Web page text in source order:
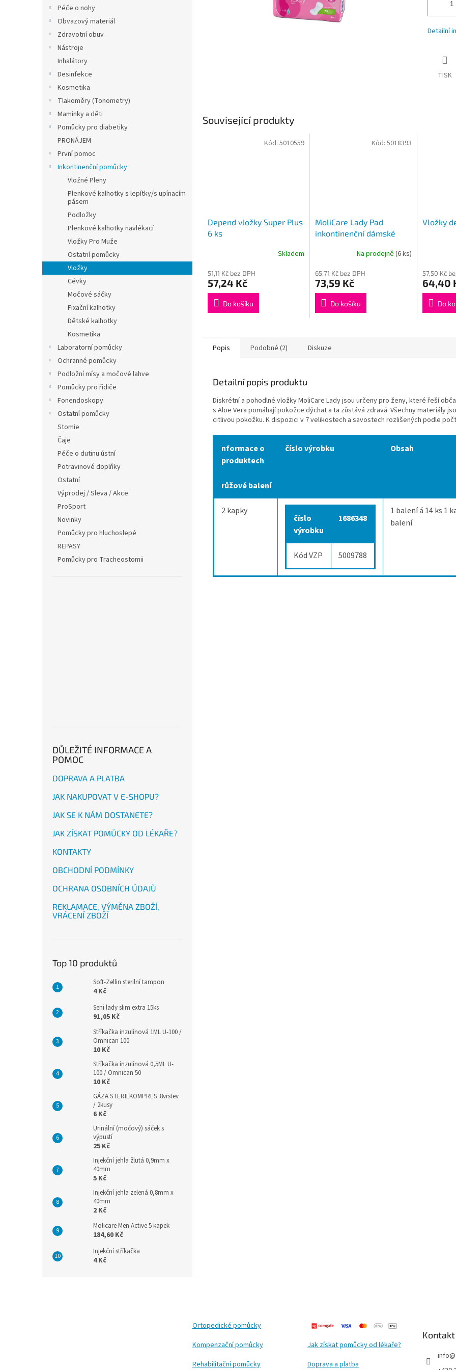
Péče o nohy
Obvazový materiál
Zdravotní obuv
Nástroje
Inhalátory
Desinfekce
Kosmetika
Tlakoměry (Tonometry)
Maminky a děti
Pomůcky pro diabetiky
PRONÁJEM
První pomoc
Inkontinenční pomůcky
Vložné Pleny
Plenkové kalhotky s lepítky/s upínacím
pásem
Podložky
Plenkové kalhotky navlékací
Vložky Pro Muže
Ostatní pomůcky
Vložky
Cévky
Močové sáčky
Fixační kalhotky
Dětské kalhotky
Kosmetika
Laboratorní pomůcky
Ochranné pomůcky
Podložní mísy a močové lahve
Pomůcky pro řidiče
Fonendoskopy
Ostatní pomůcky
Stomie
Čaje
Péče o dutinu ústní
Potravinové doplňky
Ostatní
Výprodej / Sleva / Akce
ProSport
Novinky
Pomůcky pro hluchoslepé
REPASY
Pomůcky pro Tracheostomii
DŮLEŽITÉ INFORMACE A
POMOC
DOPRAVA A PLATBA
JAK NAKUPOVAT V E-SHOPU?
JAK SE K NÁM DOSTANETE?
JAK ZÍSKAT POMŮCKY OD LÉKAŘE?
KONTAKTY
OBCHODNÍ PODMÍNKY
OCHRANA OSOBNÍCH ÚDAJŮ
REKLAMACE, VÝMĚNA ZBOŽÍ,
VRÁCENÍ ZBOŽÍ
Top 10 produktů
Soft-Zellin sterilní tampon
4 Kč
Seni lady slim extra 15ks
91,05 Kč
Stříkačka inzulínová 1ML U-100 /
Omnican 100
10 Kč
Stříkačka inzulínová 0,5ML U-
100 / Omnican 50
10 Kč
GÁZA STERILKOMPRES .8vrstev
/ 2kusy
6 Kč
Urinální (močový) sáček s
výpustí
25 Kč
Injekční jehla žlutá 0,9mm x
40mm
5 Kč
Injekční jehla zelená 0,8mm x
40mm
2 Kč
Molicare Men Active 5 kapek
184,60 Kč
Injekční stříkačka
4 Kč
Detailní
TISK
Související produkty
Depend vložky Super Plus
6 ks
Skladem
51,11 Kč bez DPH
57,24 Kč
Do košíku
Kód: 5010559
MoliCare Lady Pad
inkontinenční dámské
Na prodejně (6 ks)
65,71 Kč bez DPH
73,59 Kč
Do košíku
Kód: 5018393
Vložky
57,50 Kč
64,40
Do
Popis Podobné (2) Diskuze
Detailní popis produktu
Diskrétní a pohodlné vložky MoliCare Lady jsou určeny pro ženy, které řeší
s Aloe Vera pomáhají pokožce dýchat a ta zůstává zdravá. Všechny materiály
citlivou pokožku. K dispozici v 7 velikostech a savostech rozlišených podle
nformace o
produktech
číslo výrobku Obsah
růžové balení
2 kapky
číslo
výrobku
1686348
Kód VZP 5009788
1 balení á 14 ks 1
balení
Ortopedické pomůcky
Kompenzační pomůcky
Rehabilitační pomůcky
Jak získat pomůcky od lékaře?
Doprava a platba
Kontakt
info@